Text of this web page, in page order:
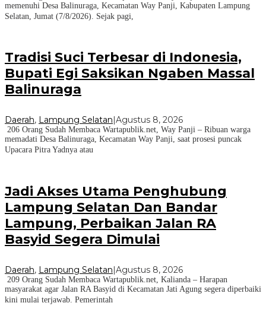
memenuhi Desa Balinuraga, Kecamatan Way Panji, Kabupaten Lampung
Selatan, Jumat (7/8/2026). Sejak pagi,
Tradisi Suci Terbesar di Indonesia,
Bupati Egi Saksikan Ngaben Massal
Balinuraga
Daerah, Lampung Selatan Agustus 8, 2026
206 Orang Sudah Membaca Wartapublik.net, Way Panji – Ribuan warga
memadati Desa Balinuraga, Kecamatan Way Panji, saat prosesi puncak
Upacara Pitra Yadnya atau
Jadi Akses Utama Penghubung
Lampung Selatan Dan Bandar
Lampung, Perbaikan Jalan RA
Basyid Segera Dimulai
Daerah, Lampung Selatan|Agustus 8, 2026
209 Orang Sudah Membaca Wartapublik.net, Kalianda – Harapan
masyarakat agar Jalan RA Basyid di Kecamatan Jati Agung segera diperbaiki
kini mulai terjawab. Pemerintah